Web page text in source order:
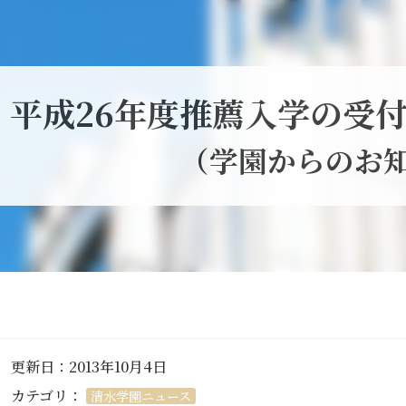
平成26年度推薦入学の受
（学園からのお
更新日：2013年10月4日
カテゴリ：
清水学園ニュース